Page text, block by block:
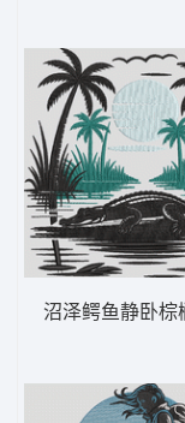
沼泽鳄鱼静卧棕